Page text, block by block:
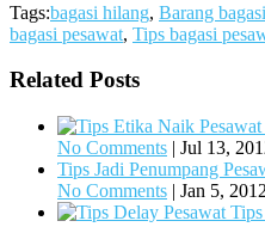
Tags:bagasi hilang, Barang
bagasi pesawat, Tips bagasi
Related Posts
No Comments | Jul 13,
Tips Jadi Penumpang
No Comments | Jan 5, 2012